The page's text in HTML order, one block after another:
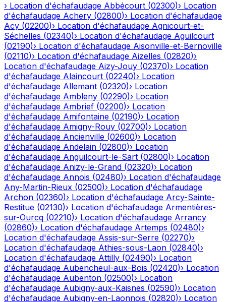
› Location d'échafaudage Abbécourt (02300)› Location
d'échafaudage Achery (02800)› Location d'échafaudage
Acy (02200)› Location d'échafaudage Agnicourt-et-
Séchelles (02340)› Location d'échafaudage Aguilcourt
(02190)› Location d'échafaudage Aisonville-et-Bernoville
(02110)› Location d'échafaudage Aizelles (02820)›
Location d'échafaudage Aizy-Jouy (02370)› Location
d'échafaudage Alaincourt (02240)› Location
d'échafaudage Allemant (02320)› Location
d'échafaudage Ambleny (02290)› Location
d'échafaudage Ambrief (02200)› Location
d'échafaudage Amifontaine (02190)› Location
d'échafaudage Amigny-Rouy (02700)› Location
d'échafaudage Ancienville (02600)› Location
d'échafaudage Andelain (02800)› Location
d'échafaudage Anguilcourt-le-Sart (02800)› Location
d'échafaudage Anizy-le-Grand (02320)› Location
d'échafaudage Annois (02480)› Location d'échafaudage
Any-Martin-Rieux (02500)› Location d'échafaudage
Archon (02360)› Location d'échafaudage Arcy-Sainte-
Restitue (02130)› Location d'échafaudage Armentières-
sur-Ourcq (02210)› Location d'échafaudage Arrancy
(02860)› Location d'échafaudage Artemps (02480)›
Location d'échafaudage Assis-sur-Serre (02270)›
Location d'échafaudage Athies-sous-Laon (02840)›
Location d'échafaudage Attilly (02490)› Location
d'échafaudage Aubencheul-aux-Bois (02420)› Location
d'échafaudage Aubenton (02500)› Location
d'échafaudage Aubigny-aux-Kaisnes (02590)› Location
d'échafaudage Aubigny-en-Laonnois (02820)› Location